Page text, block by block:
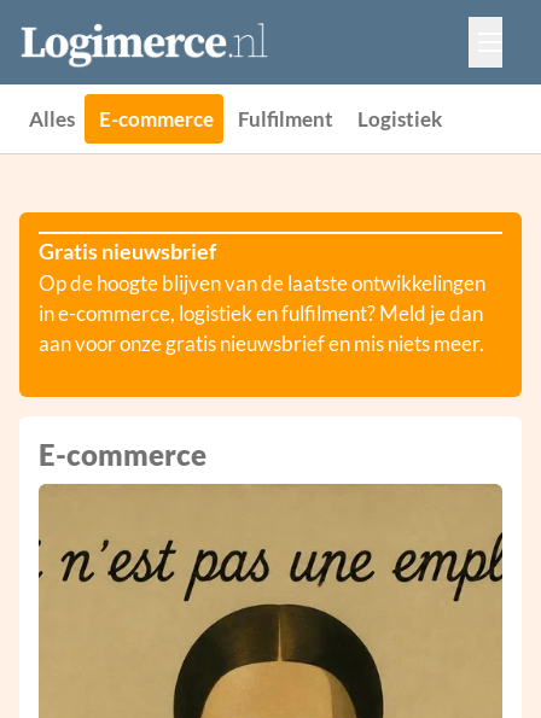
Vacatures
Events
Adverteren
Partners
Alles E-commerce Fulfilment Logistiek
Gratis nieuwsbrief
Op de hoogte blijven van de laatste ontwikkelingen
in e-commerce, logistiek en fulfilment? Meld je dan
aan voor onze gratis nieuwsbrief en mis niets meer.
E-commerce